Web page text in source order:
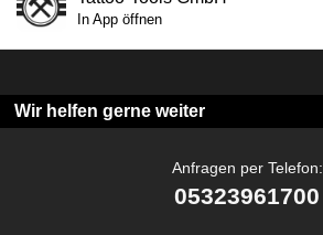
In App öffnen
Wir helfen gerne weiter
Anfragen per Telefon:
05323961700